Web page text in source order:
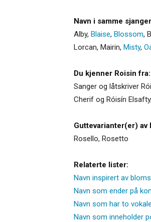
Navn i samme
Alby, Blaise, Blossom,
Lorcan, Mairin, Misty,
Du kjenner Roisin fra:
Sanger og låtskriver
Cherif og Róisín
Guttevarianter(er) av
Rosello, Rosetto
Relaterte lister:
Navn inspirert av
Navn som ender på
Navn som har to
Navn som inneholder